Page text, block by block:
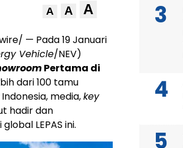
A A A
— Pada 19 Januari
Vehicle/NEV)
Pertama di
dari 100 tamu
media,key
hadir dan
LEPAS ini.